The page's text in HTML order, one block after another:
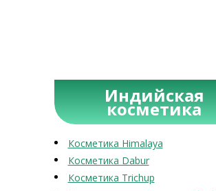
Индийская
косметика
Косметика Himalaya
Косметика Dabur
Косметика Trichup